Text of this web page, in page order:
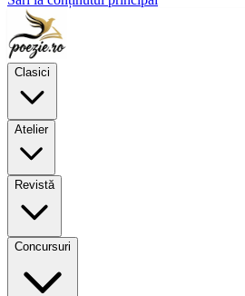
Clasici
Atelier
Revistă
Concursuri